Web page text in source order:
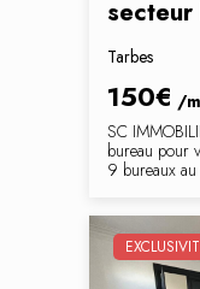
secteur
Tarbes
150€ /
SC
bureau pour
9 bureaux